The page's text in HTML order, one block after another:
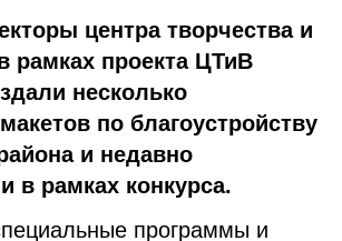
центра творчества и
рамках проекта ЦТиВ
несколько
по благоустройству
и недавно
в рамках конкурса.
программы и